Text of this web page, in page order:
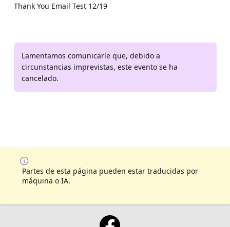
Thank You Email Test 12/19
Lamentamos comunicarle que, debido a
circunstancias imprevistas, este evento se ha
cancelado.
Partes de esta página pueden estar traducidas por
máquina o IA.